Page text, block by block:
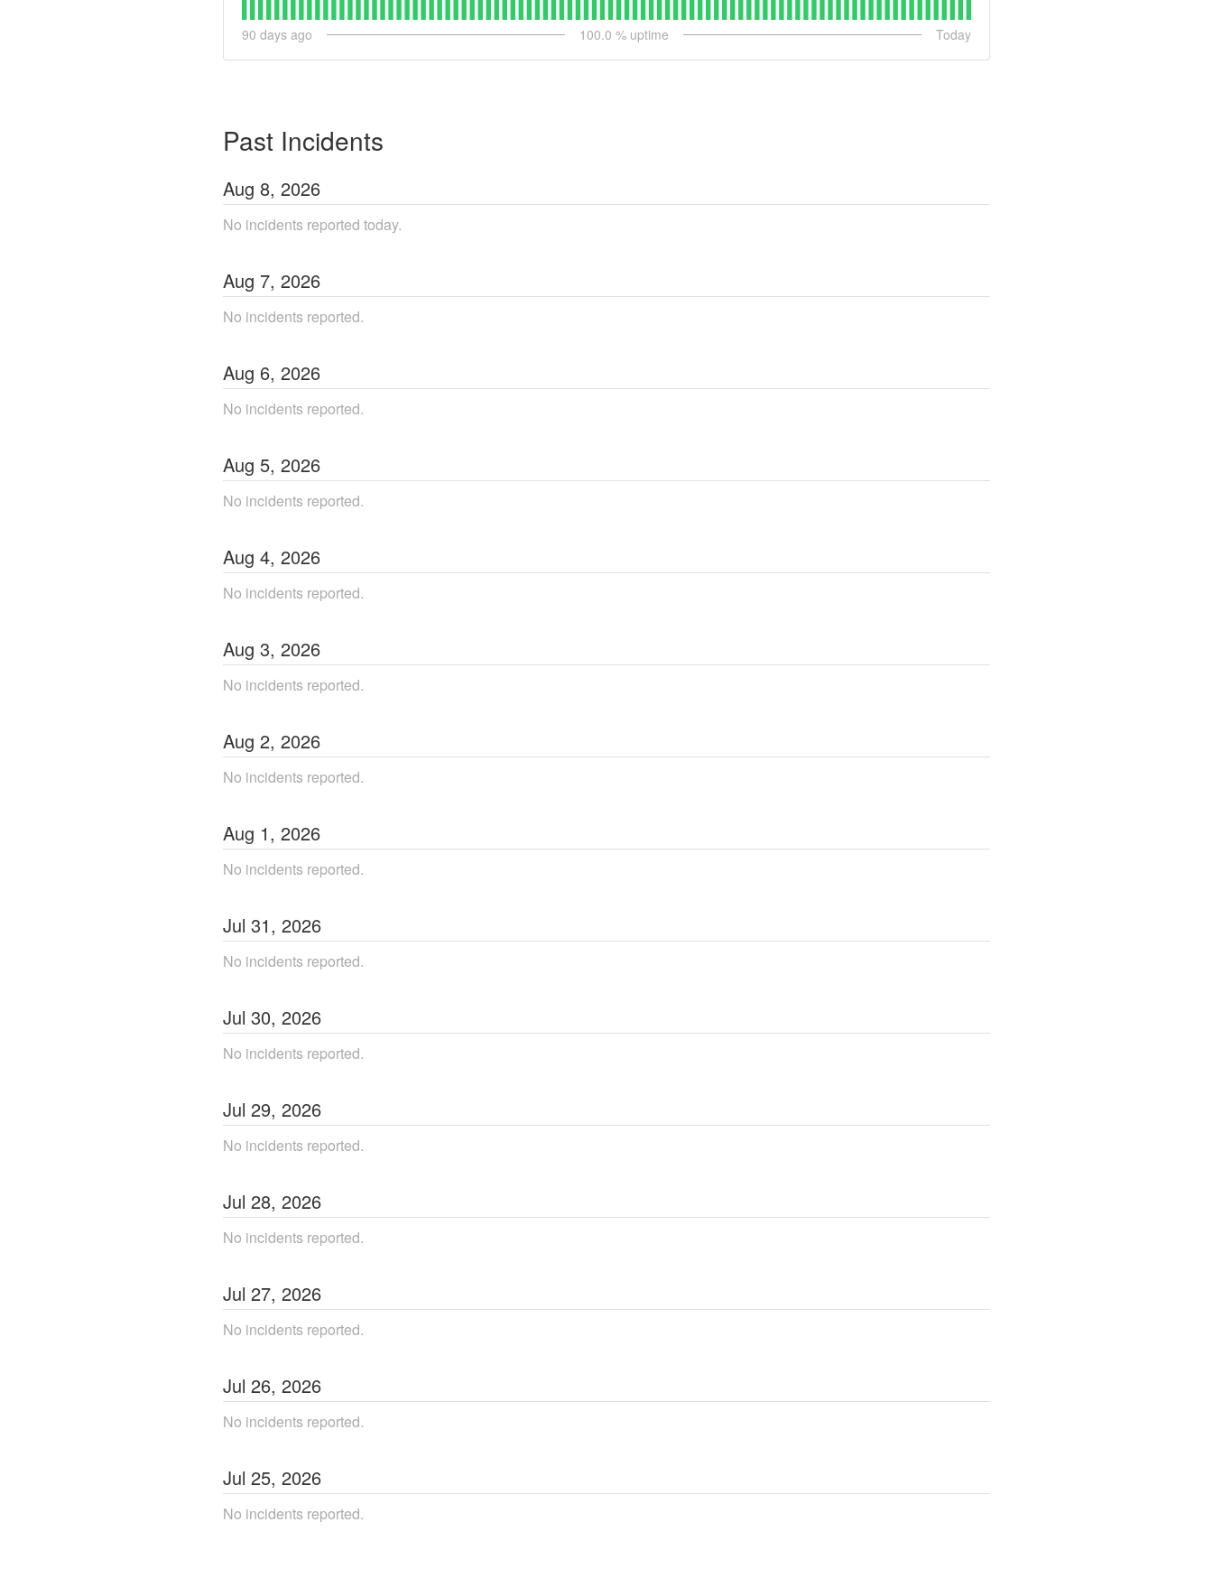
90 days ago 100.0 % uptime Today
Past Incidents
Aug 8, 2026
No incidents reported today.
Aug 7, 2026
No incidents reported.
Aug 6, 2026
No incidents reported.
Aug 5, 2026
No incidents reported.
Aug 4, 2026
No incidents reported.
Aug 3, 2026
No incidents reported.
Aug 2, 2026
No incidents reported.
Aug 1, 2026
No incidents reported.
Jul 31, 2026
No incidents reported.
Jul 30, 2026
No incidents reported.
Jul 29, 2026
No incidents reported.
Jul 28, 2026
No incidents reported.
Jul 27, 2026
No incidents reported.
Jul 26, 2026
No incidents reported.
Jul 25, 2026
No incidents reported.